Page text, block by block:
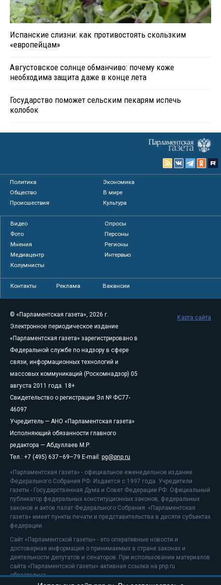
Испанские слизни: как противостоять скользким
«европейцам»
Августовское солнце обманчиво: почему коже
необходима защита даже в конце лета
Государство поможет сельским пекарям испечь
колобок
Политика
Экономика
Общество
В мире
Происшествия
Культура
Видео
Опросы
Фото
Персоны
Мнения
Регионы
Медиацентр
Интервью
Колумнисты
Контакты Реклама Вакансии
© «Парламентская газета», 2026 г.
Электронное периодическое издание
«Парламентская газета» зарегистрировано в
Федеральной службе по надзору в сфере
связи, информационных технологий и
массовых коммуникаций (Роскомнадзор) 05
августа 2011 года. 18+
Свидетельство о регистрации Эл № ФС77-
46097
Учредитель — АНО «Парламентская газета»
Исполняющий обязанности главного
редактора — Абдуллаев М.Р.
Тел.: +7 (495) 637–69–79 E-mail: pg@pnp.ru
«Парламентская газета» - официальное еженедельное издание
Федерального Собрания РФ. Издается с 1997 года. Учредители
газеты - Государственная Дума и Совет Федерации РФ. Официальный
публикатор федеральных конституционных законов, федеральных
законов и актов палат Федерального Собрания. «Парламентская
газета» имеет пункты печати и представительства в десяти субъектах
федерации.
Сайт «Парламентской газеты» - это оперативные новости и
достоверная информация о принимаемых в стране законах и
деятельности депутатов и сенаторов. При использовании материалов
сайта «Парламентской газеты» активная ссылка на pnp.ru
обязательна.
Карта сайта